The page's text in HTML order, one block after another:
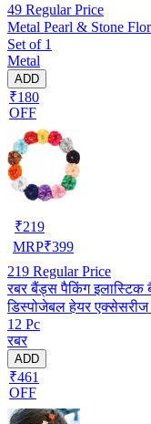
49 Regular Price
Metal Pearl & Stone
Set of 1
Metal
ADD
₹180
OFF
₹219
MRP₹399
219 Regular Price
रबर बैंड्स पैकिंग इलास्टिक
डिस्पोजेबल हेयर
12 Pc
रबर
ADD
₹461
OFF